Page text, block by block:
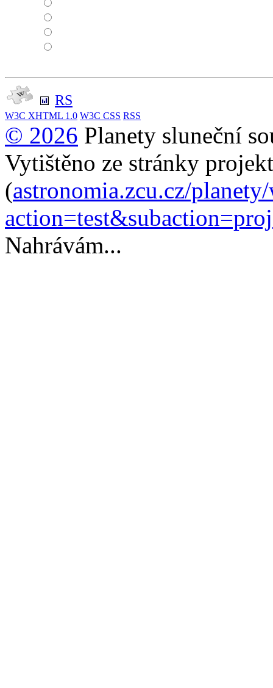
RS
W3C XHTML 1.0 W3C CSS RSS
© 2026 Planety sluneční
Vytištěno ze stránky
(astronomia.zcu.cz/
Nahrávám...